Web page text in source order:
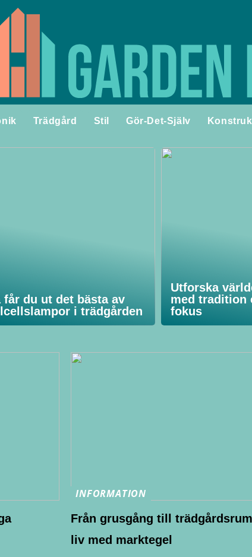
Trädgård Stil Gör-Det-Själv
får du ut det bästa av
i trädgården
Utforska
med tradition
fokus
INFORMATION
Från grusgång till
liv med marktegel